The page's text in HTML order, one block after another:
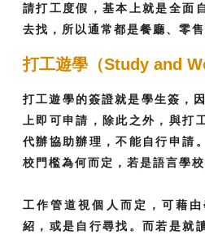
請打工度假，基本上就是全面
去找，所以通常都是餐廳、零
打工遊學（Study and
打工遊學的簽證就是學生簽，
上即可申請，除此之外，與打
代辦協助辦理，不能自行申請
校門檻為何而定，若是語言學校
工作管道視個人而定，可藉
紹，或是自行尋找。而若是就